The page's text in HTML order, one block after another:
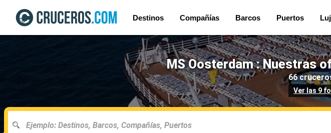
Destinos Compañías Barcos Puertos
MS Oosterdam : Nuestras
66
Ver las 9